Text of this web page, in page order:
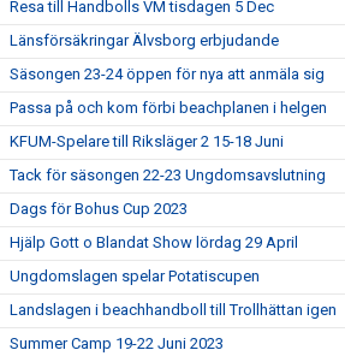
Resa till Handbolls VM tisdagen 5 Dec
Länsförsäkringar Älvsborg erbjudande
Säsongen 23-24 öppen för nya att anmäla sig
Passa på och kom förbi beachplanen i helgen
KFUM-Spelare till Riksläger 2 15-18 Juni
Tack för säsongen 22-23 Ungdomsavslutning
Dags för Bohus Cup 2023
Hjälp Gott o Blandat Show lördag 29 April
Ungdomslagen spelar Potatiscupen
Landslagen i beachhandboll till Trollhättan igen
Summer Camp 19-22 Juni 2023